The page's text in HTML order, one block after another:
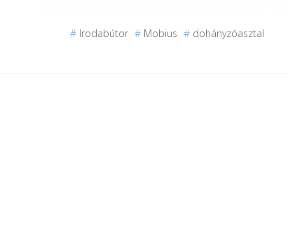
# Irodabútor # Mobius # dohányzóasztal